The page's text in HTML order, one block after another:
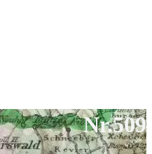
Nr.509